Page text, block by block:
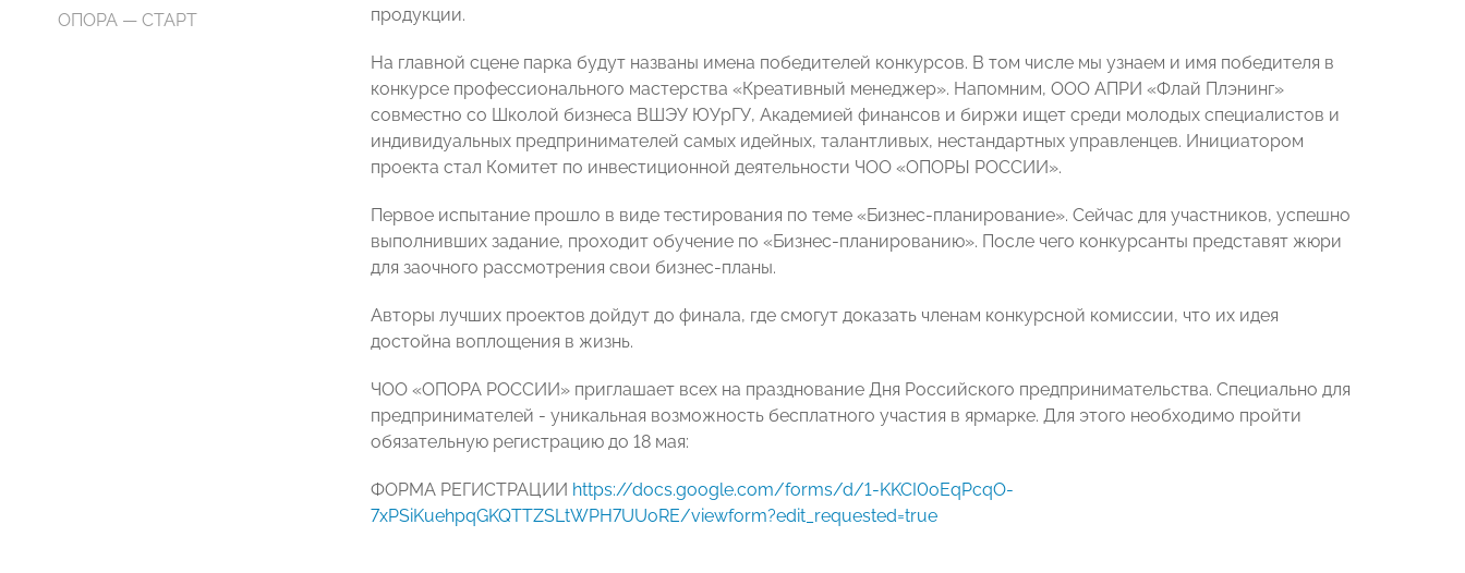
ОПОРА — СТАРТ
продукции.
На главной сцене парка будут названы имена победителей конкурсов. В том числе мы узнаем и имя победителя в
конкурсе профессионального мастерства «Креативный менеджер». Напомним, ООО АПРИ «Флай Плэнинг»
совместно со Школой бизнеса ВШЭУ ЮУрГУ, Академией финансов и биржи ищет среди молодых специалистов и
индивидуальных предпринимателей самых идейных, талантливых, нестандартных управленцев. Инициатором
проекта стал Комитет по инвестиционной деятельности ЧОО «ОПОРЫ РОССИИ».
Первое испытание прошло в виде тестирования по теме «Бизнес-планирование». Сейчас для участников, успешно
выполнивших задание, проходит обучение по «Бизнес-планированию». После чего конкурсанты представят жюри
для заочного рассмотрения свои бизнес-планы.
Авторы лучших проектов дойдут до финала, где смогут доказать членам конкурсной комиссии, что их идея
достойна воплощения в жизнь.
ЧОО «ОПОРА РОССИИ» приглашает всех на празднование Дня Российского предпринимательства. Специально для
предпринимателей - уникальная возможность бесплатного участия в ярмарке. Для этого необходимо пройти
обязательную регистрацию до 18 мая:
ФОРМА РЕГИСТРАЦИИ https://docs.google.com/forms/d/1-KKCI0oEqPcqO-
7xPSiKuehpqGKQTTZSLtWPH7UUoRE/viewform?edit_requested=true